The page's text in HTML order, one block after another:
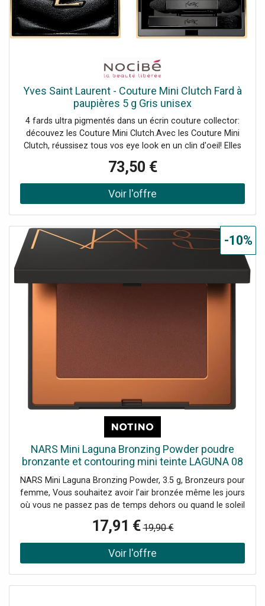
Yves Saint Laurent - Couture Mini Clutch Fard à
paupières 5 g Gris unisex
4 fards ultra pigmentés dans un écrin couture collector:
découvez les Couture Mini Clutch.Avec les Couture Mini
Clutch, réussisez tous vos eye look en un clin d'oeil! Elles
un regard intense et captivant.Des harmonies pour tous
les looks.Avec des harmonies de 4 fards, les Couture Mini
Clutch ont été pensées pour les amateurs de looks nudes
Clutch pour y répondre!Mini et coutureFaciles à
transporter partout et munies d'un petit pinceau pour
appliquer et estomper facilement les fards, c'est le nouvel
73,50 €
NARS Mini Laguna Bronzing Powder poudre
bronzante et contouring mini teinte LAGUNA 08
3.5 g
NARS Mini Laguna Bronzing Powder, 3.5 g, Bronzeurs pour
femme, Vous souhaitez avoir l’air bronzée même les jours
où vous ne passez pas de temps dehors ou quand le soleil
se cache derrière les nuages ? Le produit bronzant NARS
Mini Laguna Bronzing Powder vous aidera à imiter en un
rien de temps un look bronzé depuis le confort de votre
maison. Estompez-le légèrement pour créer facilement
17,91 € 19,90 €
-10%